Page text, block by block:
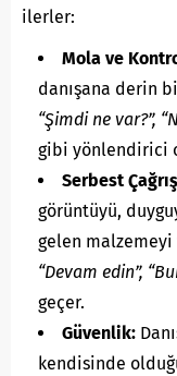
ilerler:
Mola ve
danışana derin
“Şimdi ne var?”,
gibi yönlendirici
Serbest
görüntüyü,
gelen
“Devam edin”,
geçer.
Güvenlik:
kendisinde